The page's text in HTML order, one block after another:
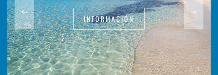
INFORMACIÓN